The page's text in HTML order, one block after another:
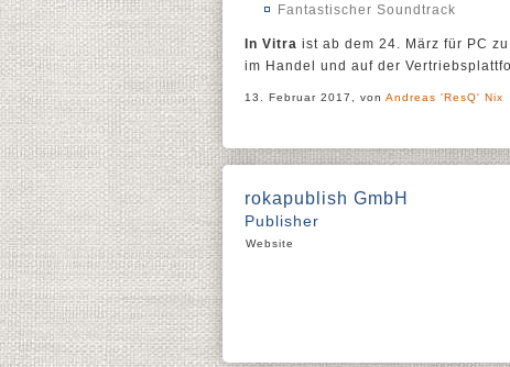
Fantastischer Soundtrack
In Vitra ist ab dem 24. März für PC
im Handel und auf der
13. Februar 2017, von Andreas 'ResQ' Nix
rokapublish GmbH
Publisher
Website